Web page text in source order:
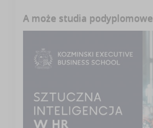
A może studia podyplomowe